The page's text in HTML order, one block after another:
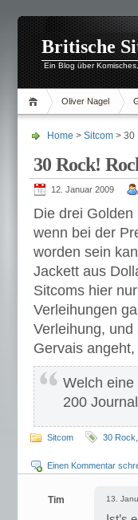
Britische
Ein Blog über
Oliver Nagel
Home > Sitcom > 30
30 Rock!
12. Januar 2009
Die drei Golden
wenn bei der
worden sein
Jackett aus
Sitcoms hier
Verleihungen
Verleihung, und
Gervais
Welch
200
Sitcom 30 Rock
Einen Kommentar
Tim 13.